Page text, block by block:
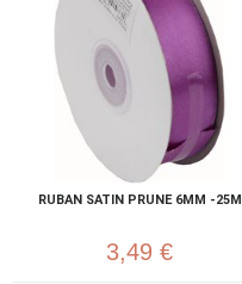
RUBAN SATIN PRUNE 6MM -25M
3,49 €